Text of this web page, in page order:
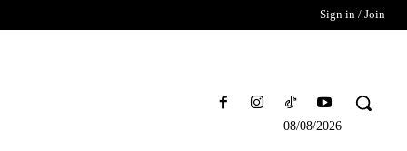
Sign in / Join
08/08/2026